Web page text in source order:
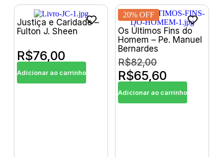
Justiça e Caridade –
Fulton J. Sheen
R$76,00
Adicionar ao carrinho
20% OFF
Os Últimos Fins do
Homem – Pe. Manuel
Bernardes
R$82,00
R$65,60
Adicionar ao carrinho